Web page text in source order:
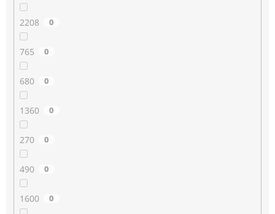
2208 0
765 0
680 0
1360 0
270 0
490 0
1600 0